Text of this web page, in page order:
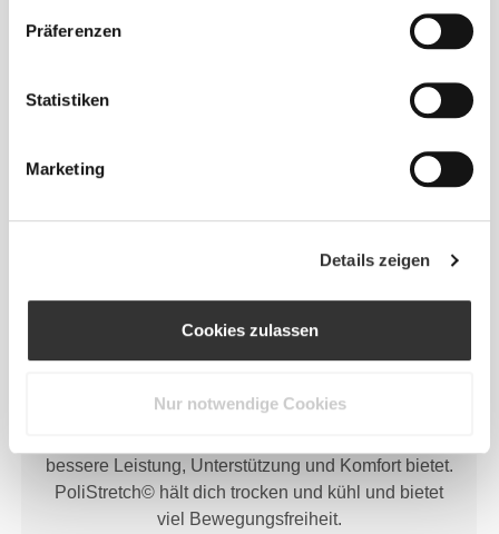
Präferenzen
Statistiken
Marketing
Details zeigen
Cookies zulassen
Nur notwendige Cookies
Labor entwickelte Fasertechnologie, die das richtige
bessere Leistung, Unterstützung und Komfort bietet.
PoliStretch© hält dich trocken und kühl und bietet
viel Bewegungsfreiheit.